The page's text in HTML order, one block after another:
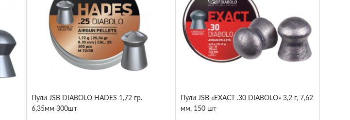
Пули JSB DIABOLO HADES 1,72 гр.
6,35мм 300шт
Пули JSB «EXACT .30 DIABOLO» 3,2 г, 7,62
мм, 150 шт